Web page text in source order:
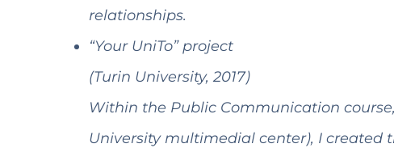
relationships.
“Your UniTo” project
(Turin University, 2017)
Within the Public Communication
University multimedial center), I created